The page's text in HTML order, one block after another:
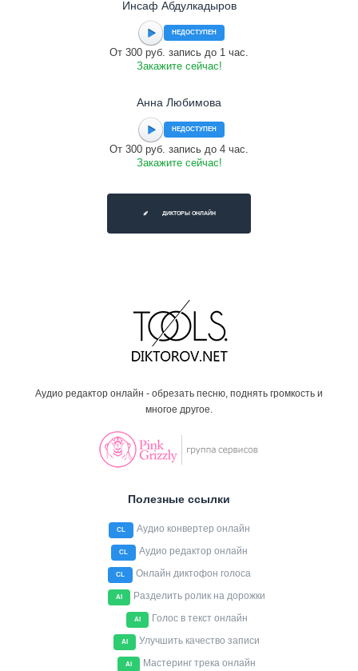
Инсаф Абдулкадыров
НЕДОСТУПЕН
От 300 руб. запись до 1 час.
Закажите сейчас!
Анна Любимова
НЕДОСТУПЕН
От 300 руб. запись до 4 час.
Закажите сейчас!
ДИКТОРЫ ОНЛАЙН
Аудио редактор онлайн - обрезать песню, поднять громкость и
многое другое.
Полезные ссылки
CL Аудио конвертер онлайн
CL Аудио редактор онлайн
CL Онлайн диктофон голоса
AI Разделить ролик на дорожки
AI Голос в текст онлайн
AI Улучшить качество записи
AI Мастеринг трека онлайн